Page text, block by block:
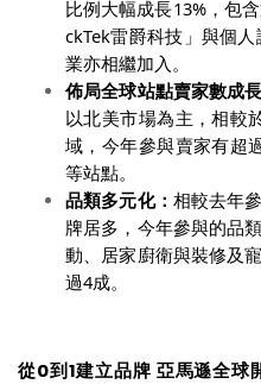
比例大幅成長13%，包
ckTek雷爵科技」與個
業亦相繼加入。
佈局全球站點賣家數成長
以北美市場為主，相較
域，今年參與賣家有超
等站點。
品類多元化： 相較去年
牌居多，今年參與的品
動、居家廚衛與裝修及
過4成。
從0到1建立品牌 亞馬遜全球